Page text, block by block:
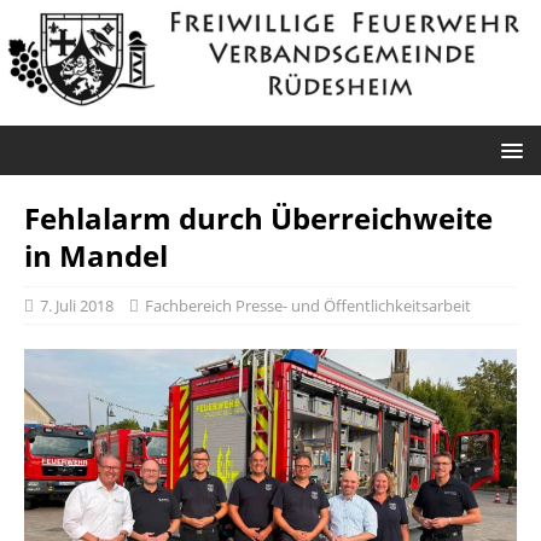
Fehlalarm durch Überreichweite
in Mandel
7. Juli 2018 Fachbereich Presse- und Öffentlichkeitsarbeit
Rüdesheim: Wasser in Stromkasten
Datum: 4. August 2026 um
13:30 UhrAlarmierungsart: DME,
GroupAlarmEinsatzart: Hilfeleistungseinsatz H1 >
Hilfeleistungseinsatz H1.09 (Fehlalarm)Einsatzort: